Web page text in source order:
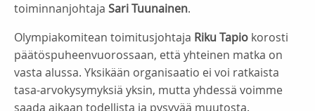
toiminnanjohtaja Sari Tuunainen.
Olympiakomitean toimitusjohtaja Riku Tapio korosti
päätöspuheenvuorossaan, että yhteinen matka on
vasta alussa. Yksikään organisaatio ei voi ratkaista
tasa-arvokysymyksiä yksin, mutta yhdessä voimme
saada aikaan todellista ja pysyvää muutosta.